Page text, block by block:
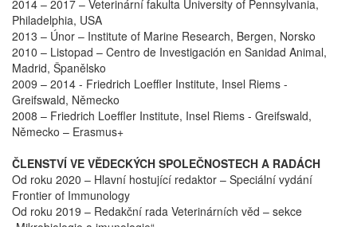
2014 – 2017 – Veterinární fakulta University of Pennsylvania,
Philadelphia, USA
2013 – Únor – Institute of Marine Research, Bergen, Norsko
2010 – Listopad – Centro de Investigación en Sanidad Animal,
Madrid, Španělsko
2009 – 2014 - Friedrich Loeffler Institute, Insel Riems -
Greifswald, Německo
2008 – Friedrich Loeffler Institute, Insel Riems - Greifswald,
Německo – Erasmus+
ČLENSTVÍ VE VĚDECKÝCH SPOLEČNOSTECH A RADÁCH
Od roku 2020 – Hlavní hostující redaktor – Speciální vydání
Frontier of Immunology
Od roku 2019 – Redakční rada Veterinárních věd – sekce